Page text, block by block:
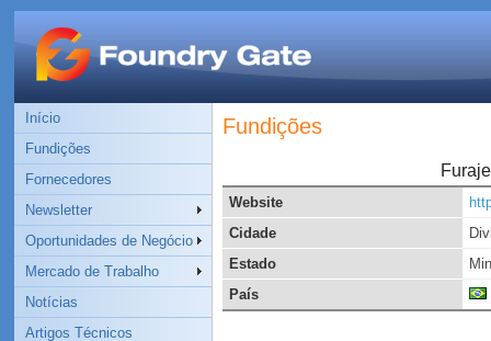
Início
Fundições
Fornecedores
Newsletter
Oportunidades de Negócio
Mercado de Trabalho
Notícias
Artigos Técnicos
Fundições
Website
Cidade
Estado
País